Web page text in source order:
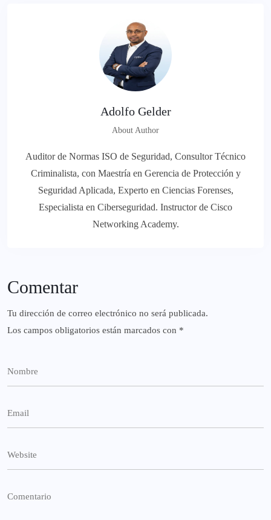
Adolfo Gelder
About Author
Auditor de Normas ISO de Seguridad, Consultor Técnico
Criminalista, con Maestría en Gerencia de Protección y
Seguridad Aplicada, Experto en Ciencias Forenses,
Especialista en Ciberseguridad. Instructor de Cisco
Networking Academy.
Comentar
Tu dirección de correo electrónico no será publicada.
Los campos obligatorios están marcados con *